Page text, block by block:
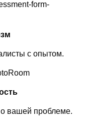
с опытом.
о вашей проблеме.